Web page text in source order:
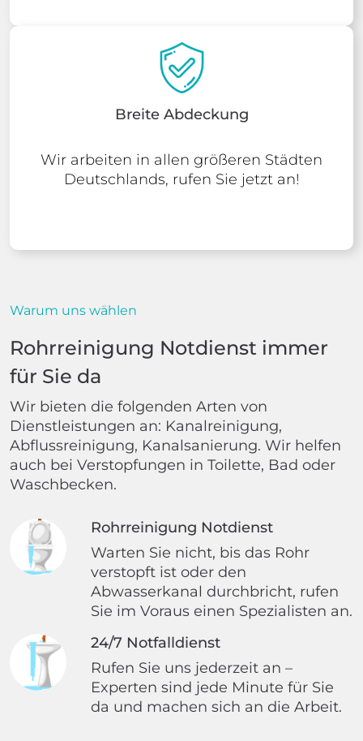
Breite Abdeckung
Wir arbeiten in allen größeren Städten
Deutschlands, rufen Sie jetzt an!
Warum uns wählen
Rohrreinigung Notdienst immer
für Sie da
Wir bieten die folgenden Arten von
Dienstleistungen an: Kanalreinigung,
Abflussreinigung, Kanalsanierung. Wir helfen
auch bei Verstopfungen in Toilette, Bad oder
Waschbecken.
Rohrreinigung Notdienst
Warten Sie nicht, bis das Rohr
verstopft ist oder den
Abwasserkanal durchbricht, rufen
Sie im Voraus einen Spezialisten an.
24/7 Notfalldienst
Rufen Sie uns jederzeit an –
Experten sind jede Minute für Sie
da und machen sich an die Arbeit.